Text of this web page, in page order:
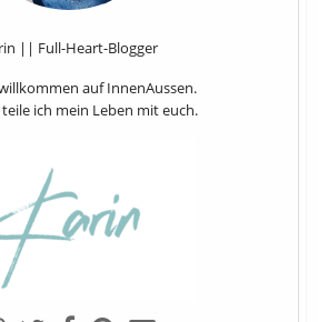
|| Full-Heart-Blogger
auf InnenAussen.
teile ich mein Leben mit euch.